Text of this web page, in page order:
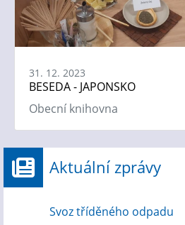
31. 12. 2023
BESEDA - JAPONSKO
Obecní knihovna
Aktuální zprávy
Svoz tříděného odpadu